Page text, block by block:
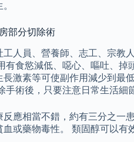
部分切除術
工人員、營養師、志工、宗教
有食慾減低、噁心、嘔吐、
長激素等可使副作用減少到最
手術後，只要注意日常生活細
反應相當不錯，約有三分之一
或藥物毒性。 類固醇可以有